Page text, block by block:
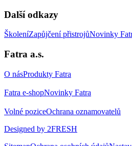
Další odkazy
ŠkoleníZapůjčení přistrojůNovinky
Fatra a.s.
O násProdukty Fatra
Fatra e-shopNovinky Fatra
Volné poziceOchrana oznamovatelů
Designed by 2FRESH